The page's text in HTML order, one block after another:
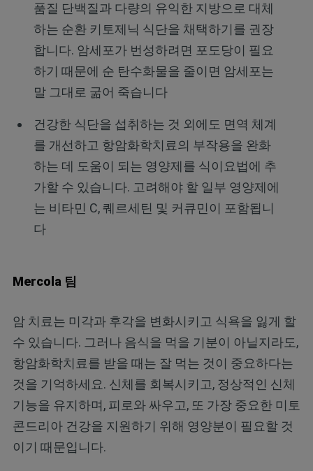
품질 단백질과 다량의 유익한 지방으로 대체
하는 순환 키토제닉 식단을 채택하기를 권장
합니다. 암세포가 번성하려면 포도당이 필요
하기 때문에 순 탄수화물을 줄이면 암세포는
말 그대로 굶어 죽습니다
건강한 식단을 섭취하는 것 외에도 면역 체계
를 개선하고 항암화학치료의 부작용을 완화
하는 데 도움이 되는 영양제를 식이요법에 추
가할 수 있습니다. 고려해야 할 일부 영양제에
는 비타민 C, 퀘르세틴 및 커큐민이 포함됩니
다
Mercola 팀
암 치료는 미각과 후각을 변화시키고 식욕을 잃게 할
수 있습니다. 그러나 음식을 먹을 기분이 아닐지라도,
항암화학치료를 받을 때는 잘 먹는 것이 중요하다는
것을 기억하세요. 신체를 회복시키고, 정상적인 신체
기능을 유지하며, 피로와 싸우고, 또 가장 중요한 미토
콘드리아 건강을 지원하기 위해 영양분이 필요할 것
이기 때문입니다.